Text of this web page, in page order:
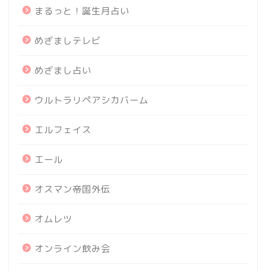
まるっと！誕生月占い
めざましテレビ
めざまし占い
ウルトラリペアシカバーム
エルフェイス
エール
オスマン帝国外伝
オムレツ
オンライン飲み会